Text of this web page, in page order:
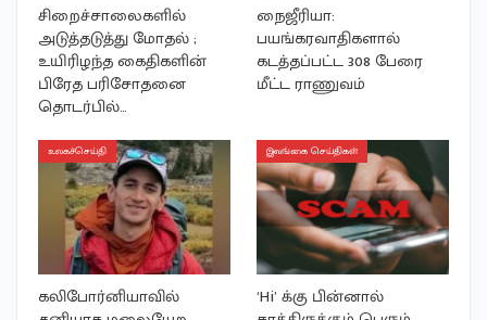
சிறைச்சாலைகளில்
அடுத்தடுத்து மோதல் ;
உயிரிழந்த கைதிகளின்
பிரேத பரிசோதனை
தொடர்பில்…
நைஜீரியா:
பயங்கரவாதிகளால்
கடத்தப்பட்ட 308 பேரை
மீட்ட ராணுவம்
உலகச்செய்தி
கலிபோர்னியாவில்
இலங்கை செய்திகள்
‘Hi’ க்கு பின்னால்